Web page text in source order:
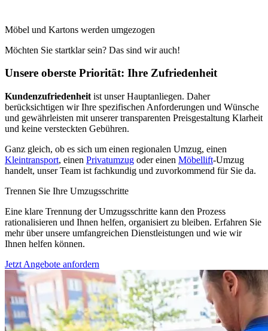
Möbel und Kartons werden umgezogen
Möchten Sie startklar sein? Das sind wir auch!
Unsere oberste Priorität: Ihre Zufriedenheit
Kundenzufriedenheit ist unser Hauptanliegen. Daher
berücksichtigen wir Ihre spezifischen Anforderungen und Wünsche
und gewährleisten mit unserer transparenten Preisgestaltung Klarheit
und keine versteckten Gebühren.
Ganz gleich, ob es sich um einen regionalen Umzug, einen
Kleintransport, einen Privatumzug oder einen Möbellift-Umzug
handelt, unser Team ist fachkundig und zuvorkommend für Sie da.
Trennen Sie Ihre Umzugsschritte
Eine klare Trennung der Umzugsschritte kann den Prozess
rationalisieren und Ihnen helfen, organisiert zu bleiben. Erfahren Sie
mehr über unsere umfangreichen Dienstleistungen und wie wir
Ihnen helfen können.
Jetzt Angebote anfordern